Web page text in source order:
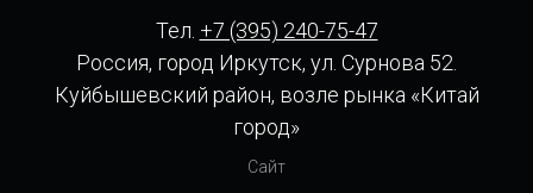
Тел. +7 (395) 240-75-47
Россия, город Иркутск, ул. Сурнова 52.
Куйбышевский район, возле рынка «Китай
город»
Сайт